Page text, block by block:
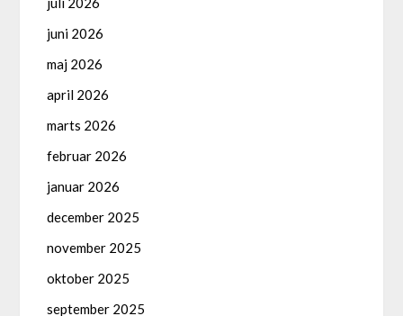
juni 2026
maj 2026
april 2026
marts 2026
februar 2026
januar 2026
december 2025
november 2025
oktober 2025
september 2025